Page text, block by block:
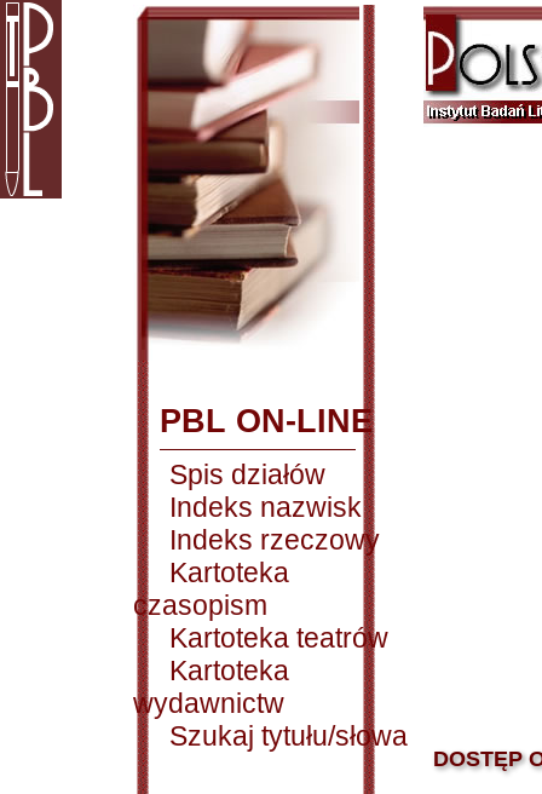
PBL ON-LINE
Spis działów
Indeks nazwisk
Indeks rzeczowy
Kartoteka
czasopism
Kartoteka teatrów
Kartoteka
wydawnictw
Szukaj tytułu/słowa
DOSTĘP